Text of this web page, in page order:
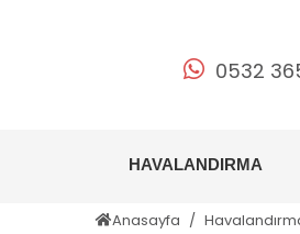
0532
HAVALANDIRMA
Anasayfa